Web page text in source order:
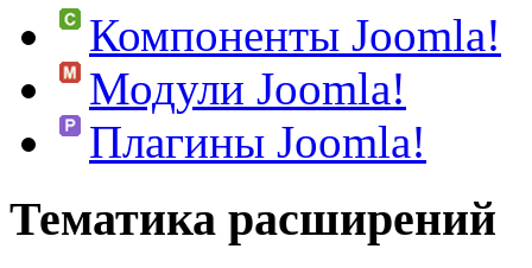
Компоненты Joomla!
Модули Joomla!
Плагины Joomla!
Тематика расширений